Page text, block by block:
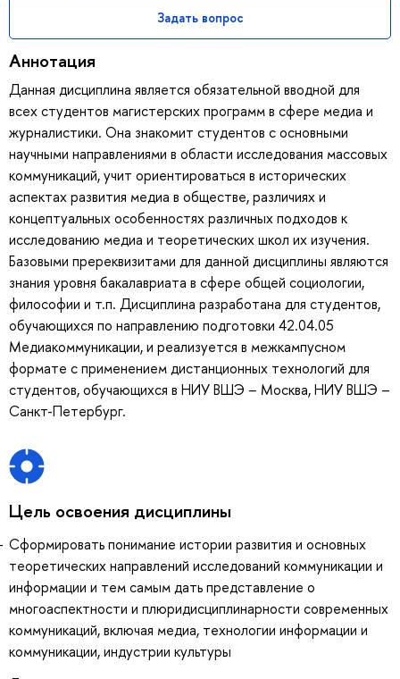
Задать вопрос
Аннотация
Данная дисциплина является обязательной вводной для
всех студентов магистерских программ в сфере медиа и
журналистики. Она знакомит студентов с основными
научными направлениями в области исследования массовых
коммуникаций, учит ориентироваться в исторических
аспектах развития медиа в обществе, различиях и
концептуальных особенностях различных подходов к
исследованию медиа и теоретических школ их изучения.
Базовыми пререквизитами для данной дисциплины являются
знания уровня бакалавриата в сфере общей социологии,
философии и т.п. Дисциплина разработана для студентов,
обучающихся по направлению подготовки 42.04.05
Медиакоммуникации, и реализуется в межкампусном
формате с применением дистанционных технологий для
студентов, обучающихся в НИУ ВШЭ – Москва, НИУ ВШЭ –
Санкт-Петербург.
Цель освоения дисциплины
Сформировать понимание истории развития и основных
теоретических направлений исследований коммуникации и
информации и тем самым дать представление о
многоаспектности и плюридисциплинарности современных
коммуникаций, включая медиа, технологии информации и
коммуникации, индустрии культуры